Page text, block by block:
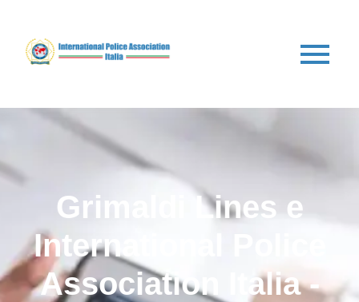
Grimaldi Lines e
International Police
Association Italia -